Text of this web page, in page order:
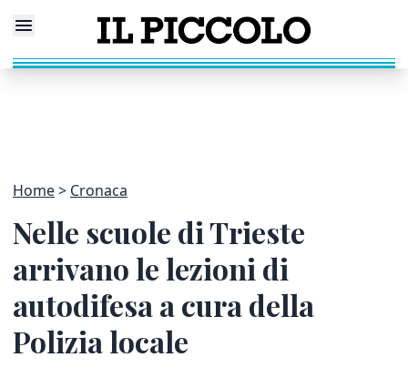
Home Cronaca
Nelle scuole di Trieste
arrivano le lezioni di
autodifesa a cura della
Polizia locale